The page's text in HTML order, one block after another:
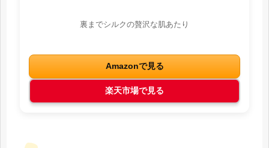
裏までシルクの贅沢な肌あたり
Amazonで見る
楽天市場で見る